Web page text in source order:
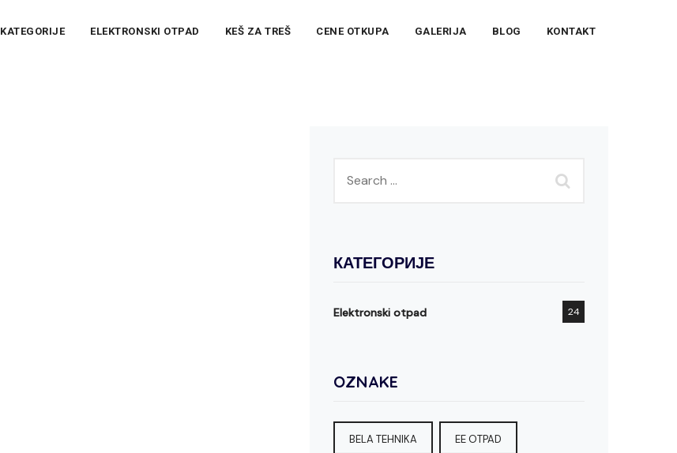
KATEGORIJE ELEKTRONSKI OTPAD KEŠ ZA TREŠ CENE OTKUPA GALERIJA BLOG KONTAKT
КАТЕГОРИЈЕ
Elektronski otpad 24
OZNAKE
BELA TEHNIKA EE OTPAD